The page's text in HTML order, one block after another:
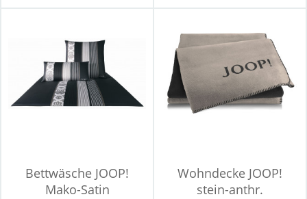
Bettwäsche JOOP!
Mako-Satin
Wohndecke JOOP!
stein-anthr.